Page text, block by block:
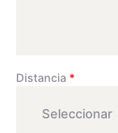
Distancia *